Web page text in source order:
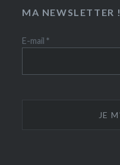
MA NEWSLETTER !
E-mail*